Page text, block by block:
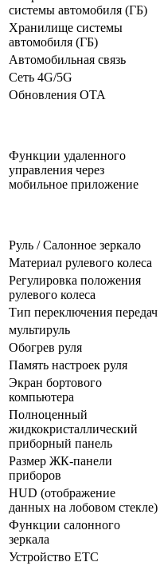
системы автомобиля (ГБ)
Хранилище системы
автомобиля (ГБ)
Автомобильная связь
Сеть 4G/5G
Обновления OTA
Функции удаленного
управления через
мобильное приложение
Руль / Салонное зеркало
Материал рулевого колеса
Регулировка положения
рулевого колеса
Тип переключения передач
мультируль
Обогрев руля
Память настроек руля
Экран бортового
компьютера
Полноценный
жидкокристаллический
приборный панель
Размер ЖК-панели
приборов
HUD (отображение
данных на лобовом стекле)
Функции салонного
зеркала
Устройство ETC